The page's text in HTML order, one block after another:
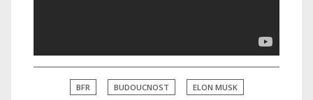
BFR BUDOUCNOST ELON MUSK